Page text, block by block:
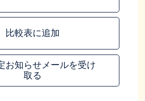
比較表に追加
お知らせメールを受け
取る